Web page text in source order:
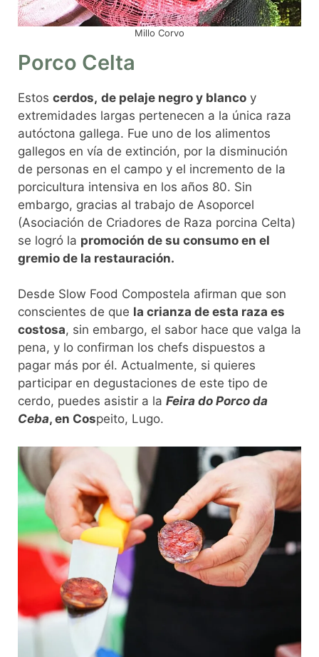
Millo Corvo
Porco Celta
Estos cerdos, de pelaje negro y blanco y
extremidades largas pertenecen a la única raza
autóctona gallega. Fue uno de los alimentos
gallegos en vía de extinción, por la disminución
de personas en el campo y el incremento de la
porcicultura intensiva en los años 80. Sin
embargo, gracias al trabajo de Asoporcel
(Asociación de Criadores de Raza porcina Celta)
se logró la promoción de su consumo en el
gremio de la restauración.
Desde Slow Food Compostela afirman que son
conscientes de que la crianza de esta raza es
costosa, sin embargo, el sabor hace que valga la
pena, y lo confirman los chefs dispuestos a
pagar más por él. Actualmente, si quieres
participar en degustaciones de este tipo de
cerdo, puedes asistir a la Feira do Porco da
Ceba, en Cospeito, Lugo.